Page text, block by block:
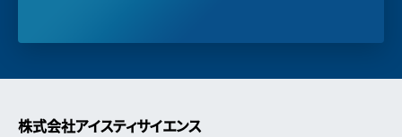
株式会社アイスティサイエンス